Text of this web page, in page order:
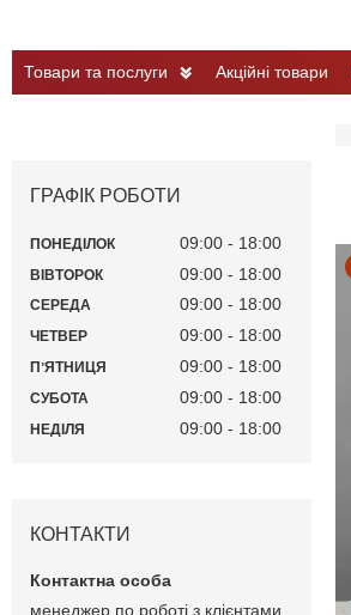
Товари та послуги Акційні товари
ГРАФІК РОБОТИ
ПОНЕДІЛОК 09:00 18:00
ВІВТОРОК 09:00 18:00
СЕРЕДА 09:00 18:00
ЧЕТВЕР 09:00 18:00
ПʼЯТНИЦЯ 09:00 18:00
СУБОТА 09:00 18:00
НЕДІЛЯ 09:00 18:00
КОНТАКТИ
менеджер по роботі з клієнтами